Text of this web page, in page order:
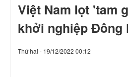
Việt Nam lọt 'tam
khởi nghiệp Đông
Thứ hai - 19/12/2022 00:12